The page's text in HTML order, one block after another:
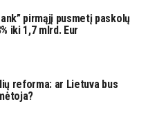
pirmąjį pusmetį paskolų
iki 1,7 mlrd. Eur
reforma: ar Lietuva bus